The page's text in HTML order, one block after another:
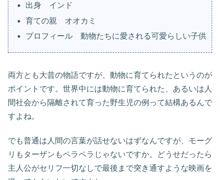
出身 インド
育ての親 オオカミ
プロフィール 動物たちに愛される可愛らしい子供
両方とも大昔の物語ですが、動物に育てられたというのが
ポイントです。世界中には動物に育てられた、あるいは人
間社会から隔離されて育った野生児の例って結構あるんで
すよね。
でも普通は人間の言葉が話せないはずなんですが、モーグ
リもターザンもペラペラじゃないですか。どうせだったら
主人公がセリフ一切なしで最後まで突き通すような映画を